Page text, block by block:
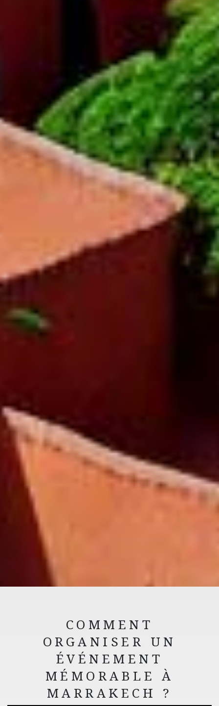
COMMENT
ORGANISER UN
ÉVÉNEMENT
MÉMORABLE À
MARRAKECH ?